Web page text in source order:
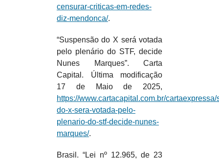
censurar-criticas-em-redes-
diz-mendonca/.
“Suspensão do X será votada
pelo plenário do STF, decide
Nunes Marques”. Carta
Capital. Última modificação
17 de Maio de 2025,
https://www.cartacapital.com.br/
do-x-sera-votada-pelo-
plenario-do-stf-decide-nunes-
marques/.
Brasil. “Lei nº 12.965, de 23